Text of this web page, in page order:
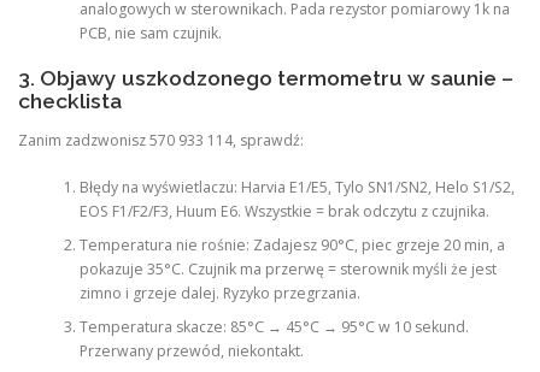
analogowych w sterownikach. Pada rezystor pomiarowy 1k na
PCB, nie sam czujnik.
3. Objawy uszkodzonego termometru w saunie –
checklista
Zanim zadzwonisz 570 933 114, sprawdź:
Błędy na wyświetlaczu: Harvia E1/E5, Tylo SN1/SN2, Helo S1/S2,
EOS F1/F2/F3, Huum E6. Wszystkie = brak odczytu z czujnika.
Temperatura nie rośnie: Zadajesz 90°C, piec grzeje 20 min, a
pokazuje 35°C. Czujnik ma przerwę = sterownik myśli że jest
zimno i grzeje dalej. Ryzyko przegrzania.
Temperatura skacze: 85°C → 45°C → 95°C w 10 sekund.
Przerwany przewód, niekontakt.